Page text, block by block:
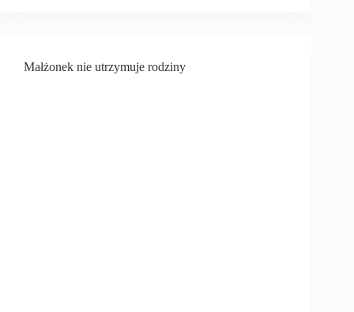
Małżonek nie utrzymuje rodziny